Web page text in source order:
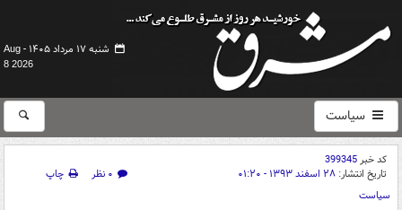
شنبه ۱۷ مرداد ۱۴۰۵ -
Aug
8 2026
سیاست
کد خبر399345
تاریخ انتشار: ۲۸ اسفند ۱۳۹۳ - ۰۱:۲۰ ۰ نظر
چاپ
سیاست